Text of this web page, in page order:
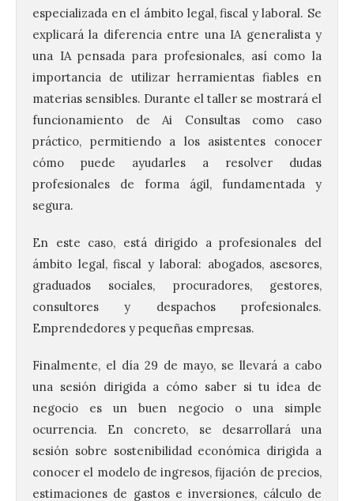
especializada en el ámbito legal, fiscal y laboral. Se
explicará la diferencia entre una IA generalista y
una IA pensada para profesionales, así como la
importancia de utilizar herramientas fiables en
materias sensibles. Durante el taller se mostrará el
funcionamiento de Ai Consultas como caso
práctico, permitiendo a los asistentes conocer
cómo puede ayudarles a resolver dudas
profesionales de forma ágil, fundamentada y
segura.
En este caso, está dirigido a profesionales del
ámbito legal, fiscal y laboral: abogados, asesores,
graduados sociales, procuradores, gestores,
consultores y despachos profesionales.
Emprendedores y pequeñas empresas.
Finalmente, el día 29 de mayo, se llevará a cabo
una sesión dirigida a cómo saber si tu idea de
negocio es un buen negocio o una simple
ocurrencia. En concreto, se desarrollará una
sesión sobre sostenibilidad económica dirigida a
conocer el modelo de ingresos, fijación de precios,
estimaciones de gastos e inversiones, cálculo de